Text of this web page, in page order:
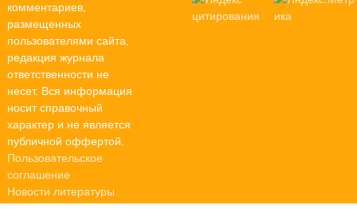
комментариев,
размещенных
пользователями сайта,
редакция журнала
ответственности не
несет. Вся информация
носит справочный
характер и не является
публичной оффертой.
Пользовательское
соглашение
Новости литературы